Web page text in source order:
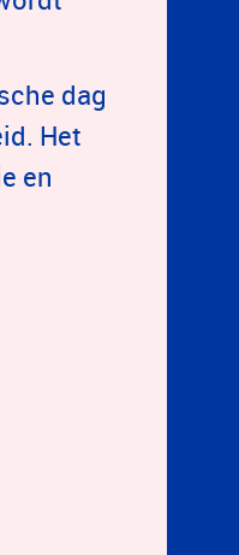
dag
Het
en